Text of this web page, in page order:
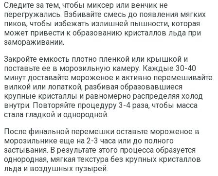
Следите за тем, чтобы миксер или венчик не
перегружались. Взбивайте смесь до появления мягких
пиков, чтобы избежать излишней пышности, которая
может привести к образованию кристаллов льда при
замораживании.
Закройте емкость плотно пленкой или крышкой и
поставьте ее в морозильную камеру. Каждые 30-40
минут доставайте мороженое и активно перемешивайте
вилкой или лопаткой, разбивая образовавшиеся
крупные кристаллы и равномерно распределяя холод
внутри. Повторяйте процедуру 3-4 раза, чтобы масса
стала гладкой и однородной.
После финальной перемешки оставьте мороженое в
морозильнике еще на 2-3 часа или до полного
застывания. В результате этого процесса образуется
однородная, мягкая текстура без крупных кристаллов
льда и воздушных пузырей.